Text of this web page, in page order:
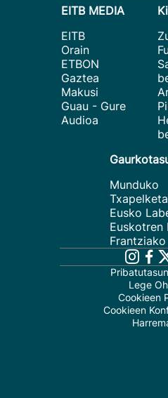
EITB MEDIA
EITB
Orain
ETBON
Gaztea
Makusi
Guau - Gure
Audioa
Munduko
Txapelketa
Eusko
Euskotren
Lege
Cookieen
Cookieen